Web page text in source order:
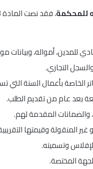
للمحكمة
للمدين، أمواله، وبيانات
التجاري.
الخاصة بأعمال السنة
بعد عام من تقديم الطلب.
والضمانات المقدمة لهم.
المنقولة وقيمتها
وتسميته.
المختصة.